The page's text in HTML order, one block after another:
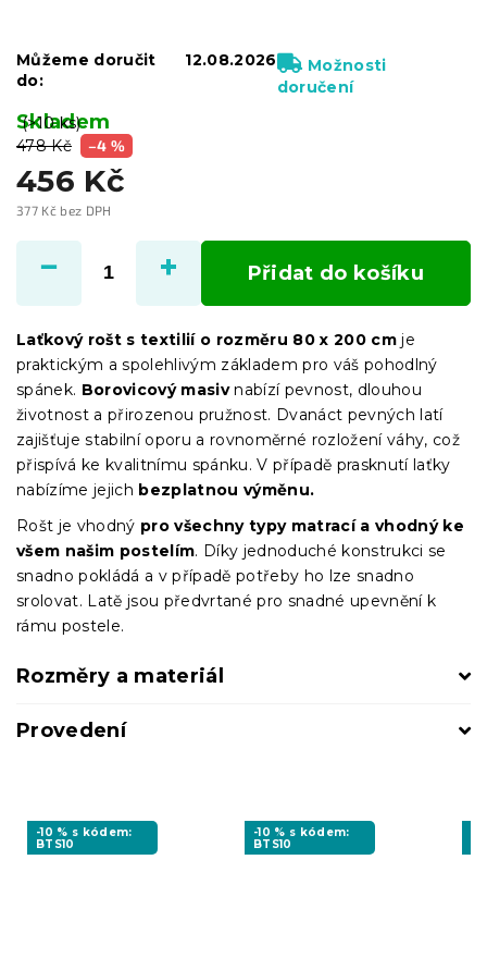
478 Kč –4 %
456 Kč
377 Kč bez DPH
cena:
Skladem
(>10 ks)
Můžeme doručit
do:
12.08.2026
Možnosti
doručení
Přidat do košíku
Laťkový rošt s textilií o rozměru 80 x 200 cm je
praktickým a spolehlivým základem pro váš pohodlný
spánek. Borovicový masivnabízí pevnost, dlouhou
životnost a přirozenou pružnost. Dvanáct pevných latí
zajišťuje stabilní oporu a rovnoměrné rozložení váhy, což
přispívá ke kvalitnímu spánku. V případě prasknutí laťky
nabízíme jejich bezplatnou výměnu.
Rošt je vhodný pro všechny typy matrací a vhodný ke
všem našim postelím. Díky jednoduché konstrukci se
snadno pokládá a v případě potřeby ho lze snadno
srolovat. Latě jsou předvrtané pro snadné upevnění k
rámu postele.
Rozměry a materiál
Provedení
-10 % s kódem:
BTS10
-10 % s kódem:
BTS10